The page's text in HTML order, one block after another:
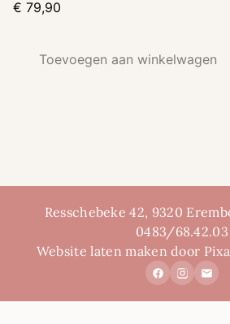
€ 79,90
Toevoegen aan winkelwagen
Resschebeke 42, 9320
0483/68.42.03
Website laten maken door